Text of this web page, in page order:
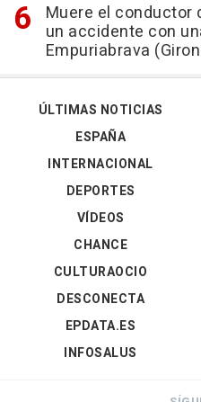
Muere el conductor
un accidente con
Empuriabrava
ÚLTIMAS NOTICIAS
ESPAÑA
INTERNACIONAL
DEPORTES
VÍDEOS
CHANCE
CULTURAOCIO
DESCONECTA
EPDATA.ES
INFOSALUS